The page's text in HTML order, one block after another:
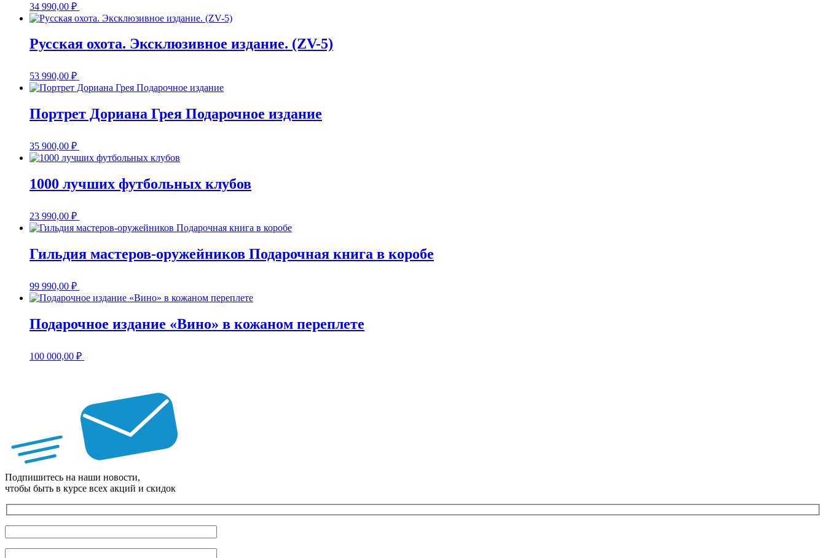
34 990,00 ₽
Русская охота. Эксклюзивное издание. (ZV-5)
53 990,00 ₽
Портрет Дориана Грея Подарочное издание
35 900,00 ₽
1000 лучших футбольных клубов
23 990,00 ₽
Гильдия мастеров-оружейников Подарочная книга в коробе
99 990,00 ₽
Подарочное издание «Вино» в кожаном переплете
100 000,00 ₽
Подпишитесь на наши новости,
чтобы быть в курсе всех акций и скидок